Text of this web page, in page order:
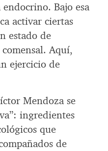
Bajo esa
activar ciertas
estado de
Aquí,
ejercicio de
Mendoza se
ingredientes
que
de